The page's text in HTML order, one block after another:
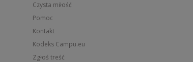
Czysta miłość
Pomoc
Kontakt
Kodeks Campu.eu
Zgłoś treść